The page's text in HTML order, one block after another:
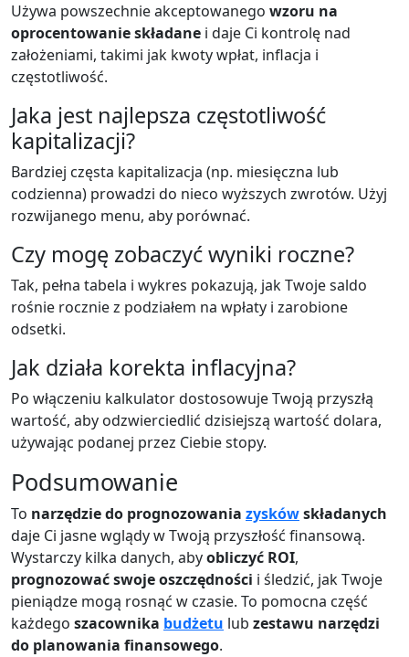
Używa powszechnie akceptowanego wzoru na
oprocentowanie składane i daje Ci kontrolę nad
założeniami, takimi jak kwoty wpłat, inflacja i
częstotliwość.
Jaka jest najlepsza częstotliwość
kapitalizacji?
Bardziej częsta kapitalizacja (np. miesięczna lub
codzienna) prowadzi do nieco wyższych zwrotów. Użyj
rozwijanego menu, aby porównać.
Czy mogę zobaczyć wyniki roczne?
Tak, pełna tabela i wykres pokazują, jak Twoje saldo
rośnie rocznie z podziałem na wpłaty i zarobione
odsetki.
Jak działa korekta inflacyjna?
Po włączeniu kalkulator dostosowuje Twoją przyszłą
wartość, aby odzwierciedlić dzisiejszą wartość dolara,
używając podanej przez Ciebie stopy.
Podsumowanie
To narzędzie do prognozowania zyskówskładanych
daje Ci jasne wglądy w Twoją przyszłość finansową.
Wystarczy kilka danych, abyobliczyć ROI,
prognozować swoje oszczędności i śledzić, jak Twoje
pieniądze mogą rosnąć w czasie. To pomocna część
każdego szacownika budżetu lub zestawu narzędzi
do planowania finansowego.